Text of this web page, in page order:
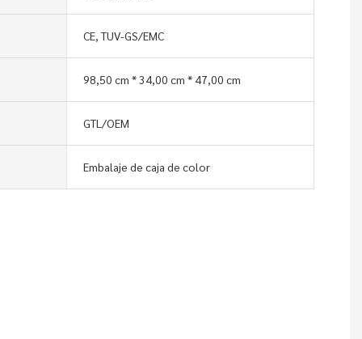
CE, TUV-GS/EMC
98,50 cm * 34,00 cm * 47,00 cm
GTL/OEM
Embalaje de caja de color